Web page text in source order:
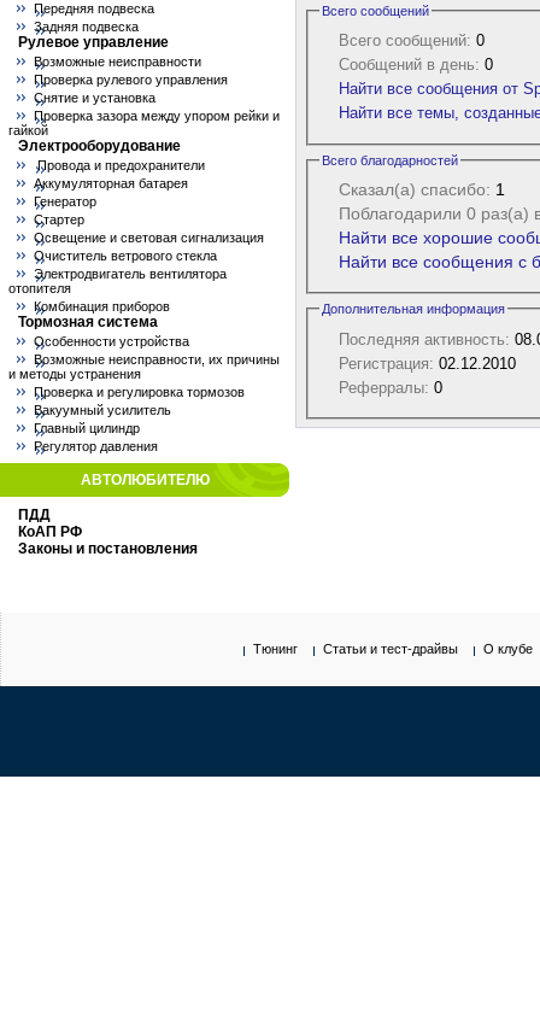
Передняя подвеска
Задняя подвеска
Рулевое управление
Возможные неисправности
Проверка рулевого управления
Снятие и установка
Проверка зазора между упором рейки и
гайкой
Электрооборудование
Провода и предохранители
Аккумуляторная батарея
Генератор
Стартер
Освещение и световая сигнализация
Очиститель ветрового стекла
Электродвигатель вентилятора
отопителя
Комбинация приборов
Тормозная система
Особенности устройства
Возможные неисправности, их причины
и методы устранения
Проверка и регулировка тормозов
Вакуумный усилитель
Главный цилиндр
Регулятор давления
АВТОЛЮБИТЕЛЮ
ПДД
КоАП РФ
Законы и постановления
Всего сообщений
Всего сообщений: 0
Сообщений в день: 0
Найти все сообщения от
Найти все темы,
Всего благодарностей
Сказал(а) спасибо: 1
Поблагодарили 0 раз(а)
Найти все хорошие
Найти все сообщения с
Дополнительная информация
Последняя активность:
Регистрация: 02.12.2010
Реферралы: 0
Тюнинг Статьи и тест-драйвы О клубе